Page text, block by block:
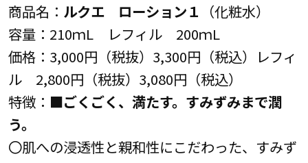
商品名： ルクエ ローション１ （化粧水）
容量：210ｍL レフィル 200ｍL
価格：3,000円（税抜）3,300円（税込）レフィ
ル 2,800円（税抜）3,080円（税込）
特徴： ■ごくごく、満たす。すみずみまで潤
う。
〇肌への浸透性と親和性にこだわった、すみず